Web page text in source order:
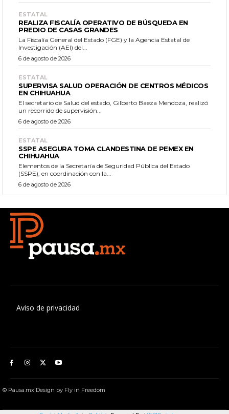
ESTATAL
REALIZA FISCALÍA OPERATIVO DE BÚSQUEDA EN
PREDIO DE CASAS GRANDES
La Fiscalía General del Estado (FGE) y la Agencia Estatal de
Investigación (AEI) del...
6 de agosto de 2026
ESTATAL
SUPERVISA SALUD OPERACIÓN DE CENTROS MÉDICOS
EN CHIHUAHUA
El secretario de Salud del estado, Gilberto Baeza Mendoza, realizó
un recorrido de supervisión...
6 de agosto de 2026
ESTATAL
SSPE ASEGURA TOMA CLANDESTINA DE PEMEX EN
CHIHUAHUA
Elementos de la Secretaría de Seguridad Pública del Estado
(SSPE), en coordinación con la...
6 de agosto de 2026
Aviso de privacidad
© Pausa.mx Design by Fly in Freedom